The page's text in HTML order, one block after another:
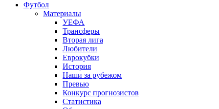
Футбол
Материалы
УЕФА
Трансферы
Вторая лига
Любители
Еврокубки
История
Наши за рубежом
Превью
Конкурс прогнозистов
Статистика